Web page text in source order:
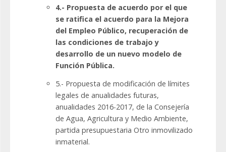
4.- Propuesta de acuerdo por el que
se ratifica el acuerdo para la Mejora
del Empleo Público, recuperación de
las condiciones de trabajo y
desarrollo de un nuevo modelo de
Función Pública.
5.- Propuesta de modificación de límites
legales de anualidades futuras,
anualidades 2016-2017, de la Consejería
de Agua, Agricultura y Medio Ambiente,
partida presupuestaria Otro inmovilizado
inmaterial.